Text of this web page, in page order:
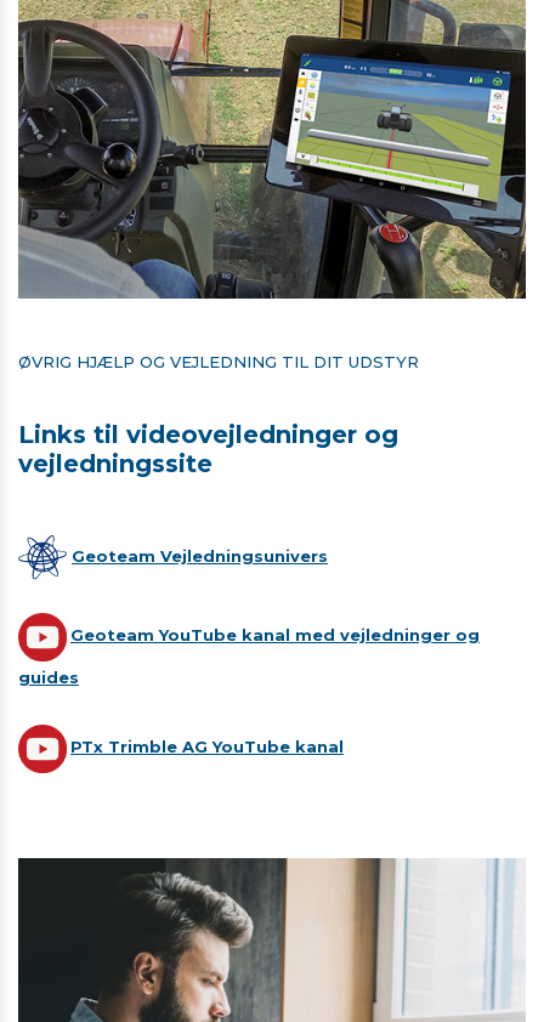
ØVRIG HJÆLP OG VEJLEDNING TIL DIT UDSTYR
Links til videovejledninger og
vejledningssite
Geoteam Vejledningsunivers
Geoteam YouTube kanal med vejledninger og
guides
PTx Trimble AG YouTube kanal